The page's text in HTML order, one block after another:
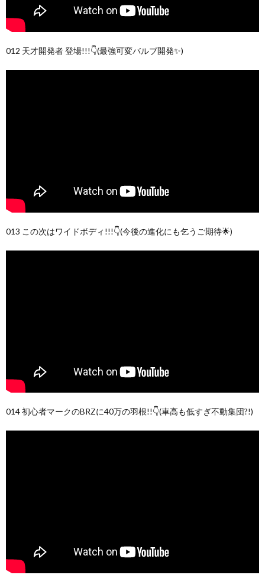
012 天才開発者 登場!!!👇(最強可変バルブ開発✨)
013 この次はワイドボディ!!!👇(今後の進化にも乞うご期待🌟)
014 初心者マークのBRZに40万の羽根!!👇(車高も低すぎ不動集団?!)